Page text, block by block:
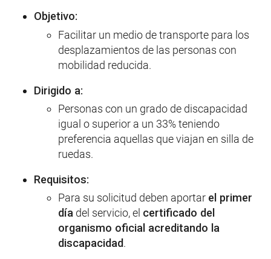
Objetivo:
Facilitar un medio de transporte para los
desplazamientos de las personas con
mobilidad reducida.
Dirigido a:
Personas con un grado de discapacidad
igual o superior a un 33% teniendo
preferencia aquellas que viajan en silla de
ruedas.
Requisitos:
Para su solicitud deben aportar el primer
día del servicio, el certificado del
organismo oficial acreditando la
discapacidad.